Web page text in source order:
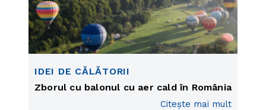
IDEI DE CĂLĂTORII
Zborul cu balonul cu aer cald în România
Citește mai mult